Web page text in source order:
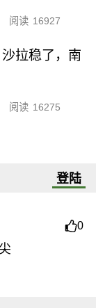
阅读 16927
拉稳了，南
阅读 16275
登陆
0